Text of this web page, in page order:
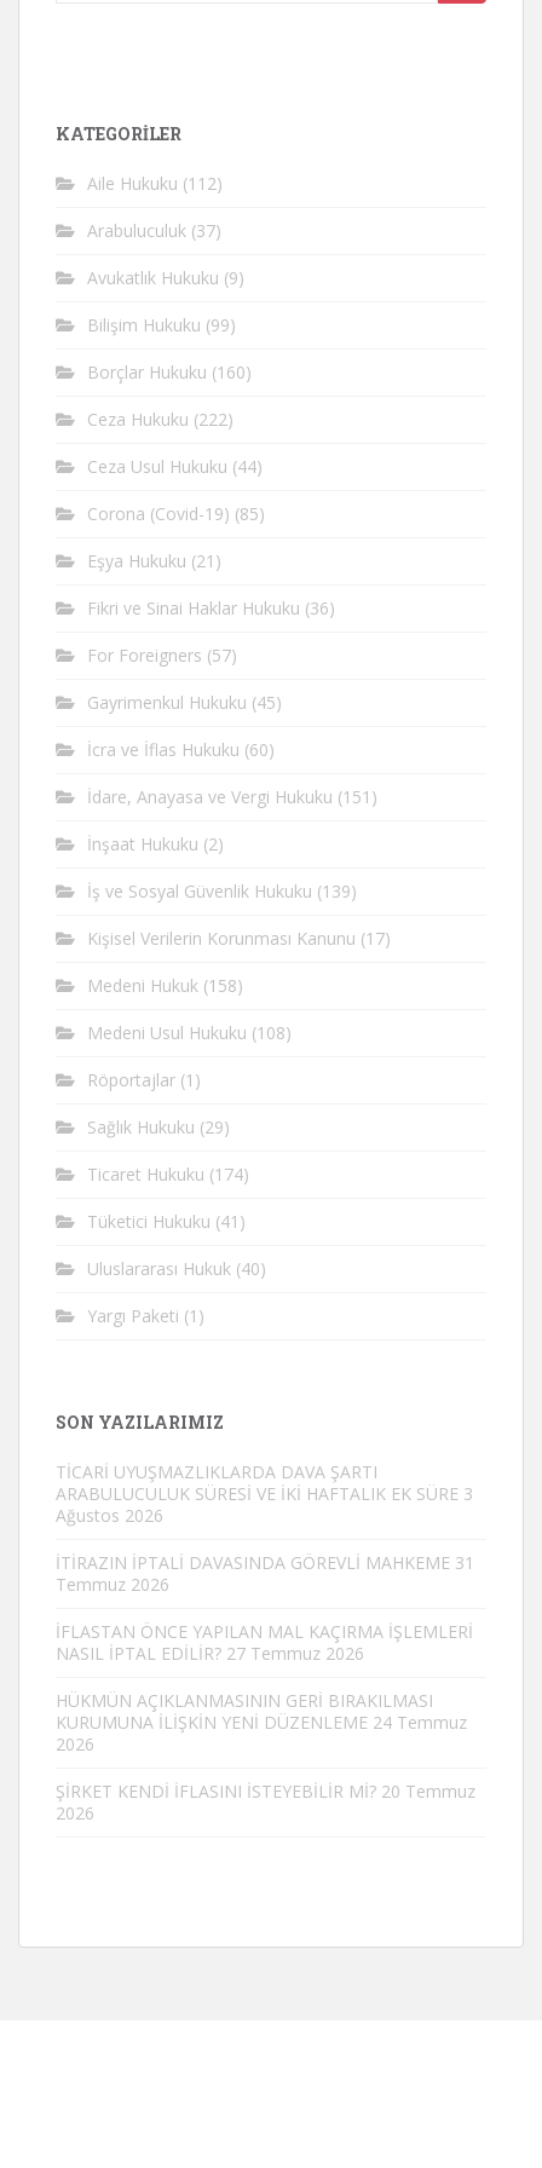
KATEGORİLER
Aile Hukuku (112)
Arabuluculuk (37)
Avukatlık Hukuku (9)
Bilişim Hukuku (99)
Borçlar Hukuku (160)
Ceza Hukuku (222)
Ceza Usul Hukuku (44)
Corona (Covid-19) (85)
Eşya Hukuku (21)
Fikri ve Sinai Haklar Hukuku (36)
For Foreigners (57)
Gayrimenkul Hukuku (45)
İcra ve İflas Hukuku (60)
İdare, Anayasa ve Vergi Hukuku (151)
İnşaat Hukuku (2)
İş ve Sosyal Güvenlik Hukuku (139)
Kişisel Verilerin Korunması Kanunu (17)
Medeni Hukuk (158)
Medeni Usul Hukuku (108)
Röportajlar (1)
Sağlık Hukuku (29)
Ticaret Hukuku (174)
Tüketici Hukuku (41)
Uluslararası Hukuk (40)
Yargı Paketi (1)
SON YAZILARIMIZ
TİCARİ UYUŞMAZLIKLARDA DAVA ŞARTI
ARABULUCULUK SÜRESİ VE İKİ HAFTALIK EK SÜRE 3
Ağustos 2026
İTİRAZIN İPTALİ DAVASINDA GÖREVLİ MAHKEME 31
Temmuz 2026
İFLASTAN ÖNCE YAPILAN MAL KAÇIRMA İŞLEMLERİ
NASIL İPTAL EDİLİR? 27 Temmuz 2026
HÜKMÜN AÇIKLANMASININ GERİ BIRAKILMASI
KURUMUNA İLİŞKİN YENİ DÜZENLEME 24 Temmuz
2026
ŞİRKET KENDİ İFLASINI İSTEYEBİLİR Mİ? 20 Temmuz
2026